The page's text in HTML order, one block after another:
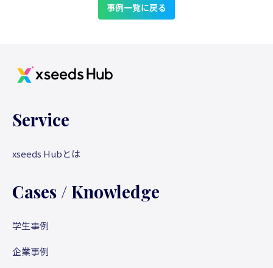
事例一覧に戻る
Service
xseeds Hubとは
Cases / Knowledge
学生事例
企業事例